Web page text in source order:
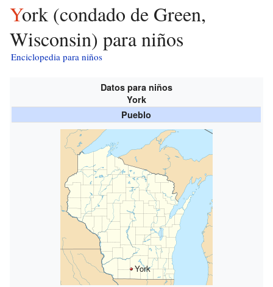
York (condado de Green,
Wisconsin) para niños
Enciclopedia para niños
Datos para niños
York
Pueblo
York